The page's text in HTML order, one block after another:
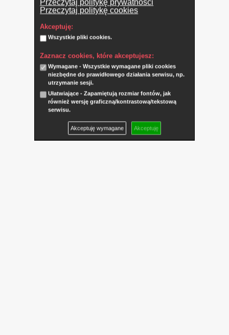
Przeczytaj politykę prywatności
Przeczytaj politykę cookies
Akceptuję:
Wszystkie pliki cookies.
Zaznacz cookies, które akceptujesz:
Wymagane - Wszystkie wymagane pliki cookies
niezbędne do prawidłowego działania serwisu, np.
utrzymanie sesji.
Ułatwiające - Zapamiętują rozmiar fontów, jak
również wersję graficzną/kontrastową/tekstową
serwisu.
Akceptuję wymagane Akceptuję